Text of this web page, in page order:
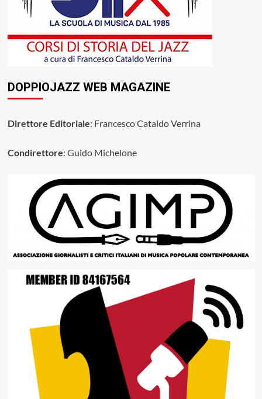
DOPPIOJAZZ WEB MAGAZINE
Direttore Editoriale: Francesco Cataldo Verrina
Condirettore: Guido Michelone